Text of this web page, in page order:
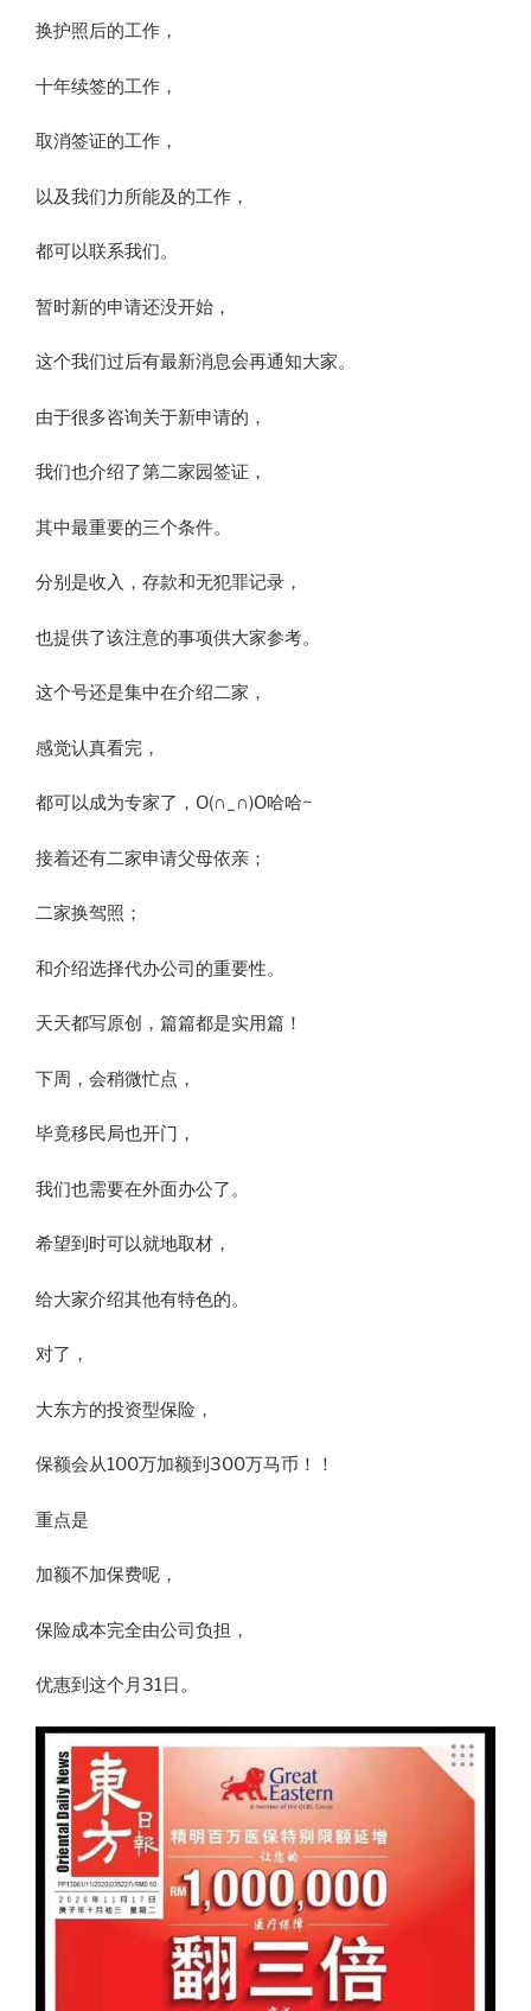
换护照后的工作，
十年续签的工作，
取消签证的工作，
以及我们力所能及的工作，
都可以联系我们。
暂时新的申请还没开始，
这个我们过后有最新消息会再通知大家。
由于很多咨询关于新申请的，
我们也介绍了第二家园签证，
其中最重要的三个条件。
分别是收入，存款和无犯罪记录，
也提供了该注意的事项供大家参考。
这个号还是集中在介绍二家，
感觉认真看完，
都可以成为专家了，O(∩_∩)O哈哈~
接着还有二家申请父母依亲；
二家换驾照；
和介绍选择代办公司的重要性。
天天都写原创，篇篇都是实用篇！
下周，会稍微忙点，
毕竟移民局也开门，
我们也需要在外面办公了。
希望到时可以就地取材，
给大家介绍其他有特色的。
对了，
大东方的投资型保险，
保额会从100万加额到300万马币！！
重点是
加额不加保费呢，
保险成本完全由公司负担，
优惠到这个月31日。